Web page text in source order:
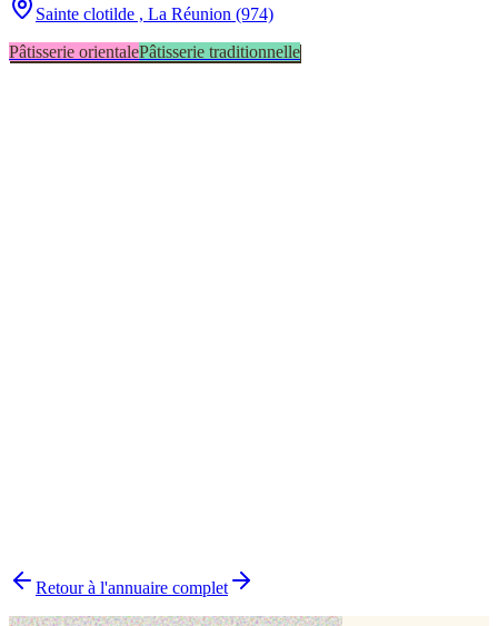
Sainte clotilde , La Réunion (974)
Pâtisserie orientalePâtisserie traditionnelle
Pourquoi choisir un pâtissier indépendant ?
Retour à l'annuaire complet